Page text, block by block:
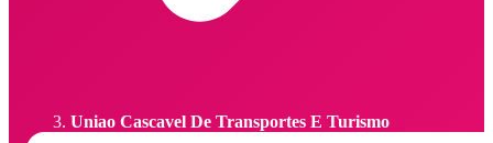
Uniao Cascavel De Transportes E Turismo